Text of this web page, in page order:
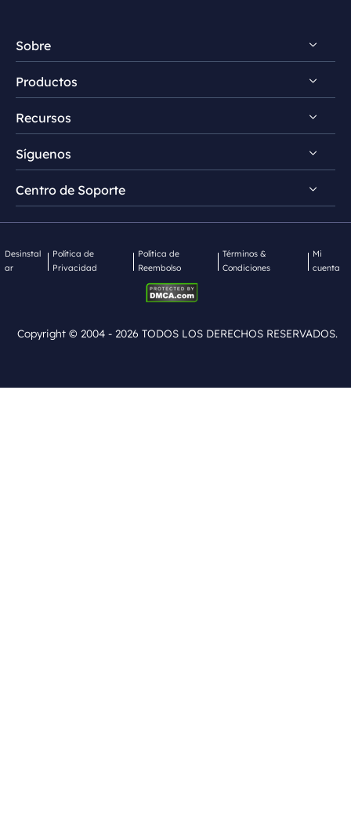
Sobre
Descubrir EaseUS
Premios & Reseñas
Acuerdo de Licencia
Productos
RecExperts para Windows
RecExperts para Mac
Grabador de pantalla online
Recursos
Guía de grabación de pantalla
Grabador de audio gratis
FocalFlow vs Loom
FocalFlow vs Screen Studio
Síguenos
   
Centro de Soporte
Desinstal
ar
Política de
Privacidad
Política de
Reembolso
Términos &
Condiciones
Mi
cuenta
Copyright © 2004 - 2026 TODOS LOS DERECHOS RESERVADOS.